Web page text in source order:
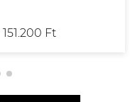
151.200 Ft